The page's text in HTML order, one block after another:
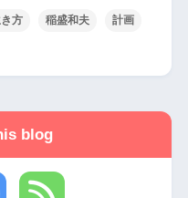
方 稲盛和夫 計画
blog